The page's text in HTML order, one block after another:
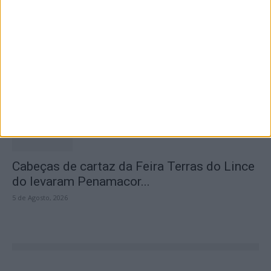
Cabeças de cartaz da Feira Terras do Lince
do levaram Penamacor...
5 de Agosto, 2026